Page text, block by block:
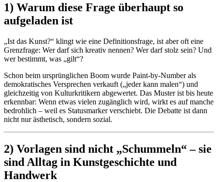
1) Warum diese Frage überhaupt so
aufgeladen ist
„Ist das Kunst?“ klingt wie eine Definitionsfrage, ist aber oft eine
Grenzfrage: Wer darf sich kreativ nennen? Wer darf stolz sein? Und
wer bestimmt, was „gilt“?
Schon beim ursprünglichen Boom wurde Paint-by-Number als
demokratisches Versprechen verkauft („jeder kann malen“) und
gleichzeitig von Kulturkritikern abgewertet. Das Muster ist bis heute
erkennbar: Wenn etwas vielen zugänglich wird, wirkt es auf manche
bedrohlich – weil es Statusmarker verschiebt. Die Debatte ist dann
nicht nur ästhetisch, sondern sozial.
2) Vorlagen sind nicht „Schummeln“ – sie
sind Alltag in Kunstgeschichte und
Handwerk